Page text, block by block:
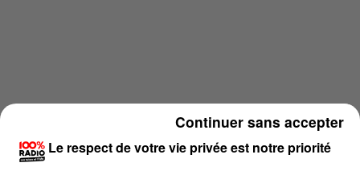
Le respect de votre vie privée est notre priorité
Continuer sans accepter